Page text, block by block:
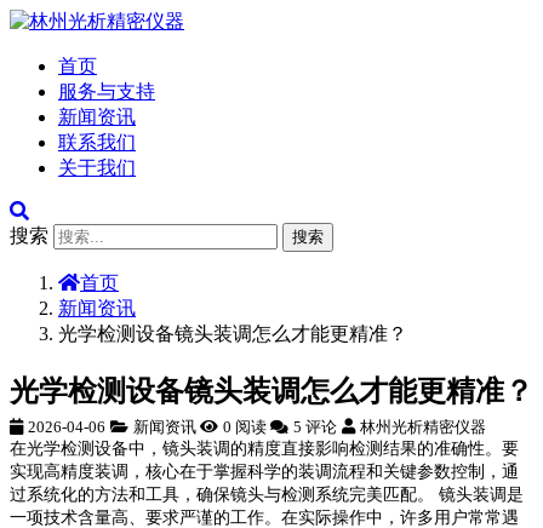
首页
服务与支持
新闻资讯
联系我们
关于我们
搜索 搜索
首页
新闻资讯
光学检测设备镜头装调怎么才能更精准？
光学检测设备镜头装调怎么才能更精准？
2026-04-06 新闻资讯 0 阅读 5 评论 林州光析精密仪器
在光学检测设备中，镜头装调的精度直接影响检测结果的准确性。要
实现高精度装调，核心在于掌握科学的装调流程和关键参数控制，通
过系统化的方法和工具，确保镜头与检测系统完美匹配。 镜头装调是
一项技术含量高、要求严谨的工作。在实际操作中，许多用户常常遇